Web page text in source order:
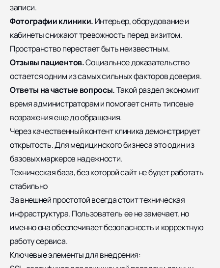
записи.
Фотографии клиники. Интерьер, оборудование и
кабинеты снижают тревожность перед визитом.
Пространство перестает быть неизвестным.
Отзывы пациентов.Социальное доказательство
остается одним из самых сильных факторов доверия.
Ответы на частые вопросы.Такой раздел экономит
время администраторам и помогает снять типовые
возражения еще до обращения.
Через качественный контент клиника демонстрирует
открытость. Для медицинского бизнеса это один из
базовых маркеров надежности.
Техническая база, без которой сайт не будет работать
стабильно
За внешней простотой всегда стоит техническая
инфраструктура. Пользователь ее не замечает, но
именно она обеспечивает безопасность и корректную
работу сервиса.
Ключевые элементы для внедрения: